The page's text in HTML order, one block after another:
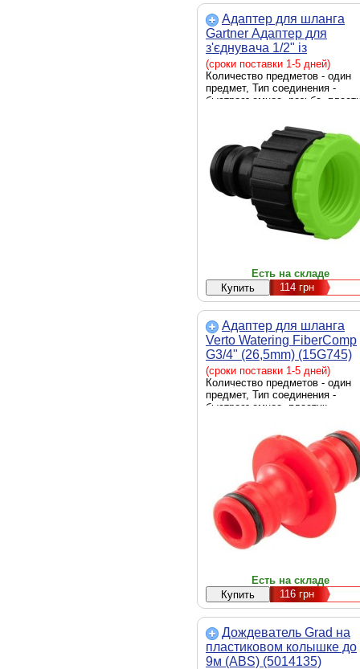
Адаптер для шланга
Gartner Адаптер для
з'єднувача 1/2" із
внутрішньою різьбою 1/2"
та (80058120)
(сроки поставки 1-5 дней)
Количество предметов - один
предмет, Тип соединения -
быстросъемное, резьба,
Есть на складе
114 грн
Адаптер для шланга
Verto Watering FiberComp
G3/4" (26,5mm) (15G745)
(сроки поставки 1-5 дней)
Количество предметов - один
предмет, Тип соединения -
быстросъемное, пластик
Есть на складе
116 грн
Дождеватель Grad на
пластиковом колышке до
9м (ABS) (5014135)